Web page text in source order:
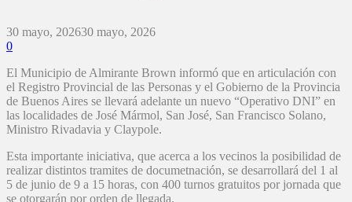
30 mayo, 202630 mayo, 2026
0
El Municipio de Almirante Brown informó que en articulación con
el Registro Provincial de las Personas y el Gobierno de la Provincia
de Buenos Aires se llevará adelante un nuevo “Operativo DNI” en
las localidades de José Mármol, San José, San Francisco Solano,
Ministro Rivadavia y Claypole.
Esta importante iniciativa, que acerca a los vecinos la posibilidad de
realizar distintos tramites de documetnación, se desarrollará del 1 al
5 de junio de 9 a 15 horas, con 400 turnos gratuitos por jornada que
se otorgarán por orden de llegada.